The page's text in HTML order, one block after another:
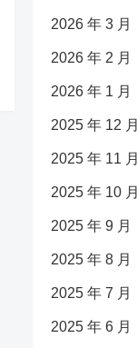
2026 年 3 月
2026 年 2 月
2026 年 1 月
2025 年 12 月
2025 年 11 月
2025 年 10 月
2025 年 9 月
2025 年 8 月
2025 年 7 月
2025 年 6 月